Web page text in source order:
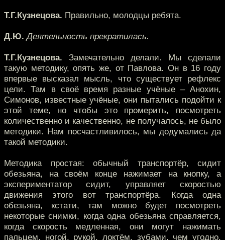
Т.Г.Кузнецова. Правильно, молодцы ребята.
Д.Ю. Деятельность прекратилась.
Т.Г.Кузнецова. Замечательно делали. Мы сделали
такую методику, опять же, от Павлова. Он в 16 году
впервые высказал мысль, что существует рефлекс
цели. Там в своё время разные учёные – Анохин,
Симонов, известные учёные, они пытались подойти к
этой теме, но чтобы это промерить, посмотреть
количественно и качественно, не получалось, не было
методики. Нам посчастливилось, мы додумались да
такой методики.
Методика простая: обычный транспортёр, сидит
обезьяна, на своём конце нажимает на кнопку, а
экспериментатор сидит, управляет скоростью
движения этого вот транспортёра. Когда одна
обезьяна, кстати, там можно будет посмотреть
некоторые снимки, когда одна обезьяна справляется,
когда скорость медленная, они могут нажимать
пальцем, ногой, рукой, локтём, зубами, чем угодно,